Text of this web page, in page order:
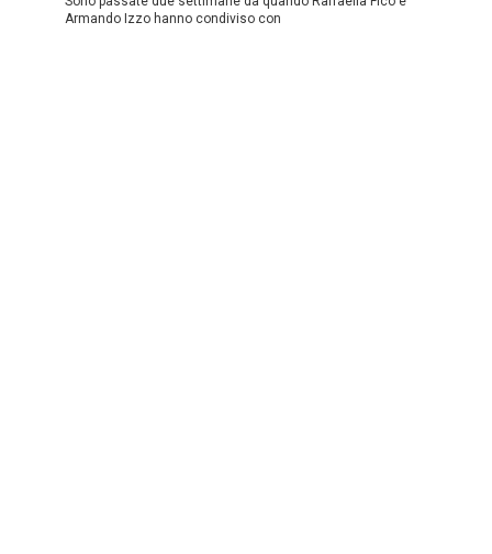
Armando Izzo hanno condiviso con